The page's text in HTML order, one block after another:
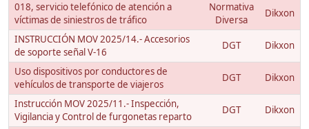
018, servicio telefónico de atención a
víctimas de siniestros de tráfico
Normativa
Diversa
Dikxon
INSTRUCCIÓN MOV 2025/14.- Accesorios
de soporte señal V-16
DGT Dikxon
Uso dispositivos por conductores de
vehículos de transporte de viajeros
DGT Dikxon
Instrucción MOV 2025/11.- Inspección,
Vigilancia y Control de furgonetas reparto
DGT Dikxon